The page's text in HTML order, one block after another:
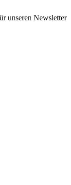
unseren Newsletter